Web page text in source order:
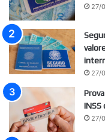
27/
27/
INSS
27/